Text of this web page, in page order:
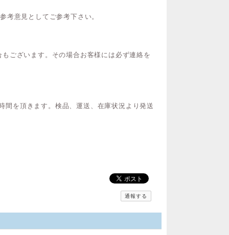
考意見としてご参考下さい。
ございます。その場合お客様には必ず連絡を
間を頂きます。検品、運送、在庫状況より発送
通報する